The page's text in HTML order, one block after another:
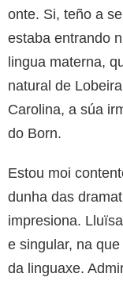
onte. Si, teño a
estaba entrando
lingua materna,
natural de
Carolina, a súa
do Born.
Estou moi
dunha das
impresiona.
e singular, na
da linguaxe.